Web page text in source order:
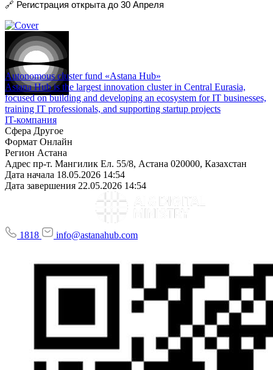
🔗 Регистрация открыта до 30 Апреля
Autonomous cluster fund «Astana Hub»
Astana Hub is the largest innovation cluster in Central Eurasia,
focused on building and developing an ecosystem for IT businesses,
training IT professionals, and supporting startup projects
IT-компания
Сфера Другое
Формат Онлайн
Регион Астана
Адрес пр-т. Мангилик Ел. 55/8, Астана 020000, Казахстан
Дата начала 18.05.2026 14:54
Дата завершения 22.05.2026 14:54
1818 info@astanahub.com